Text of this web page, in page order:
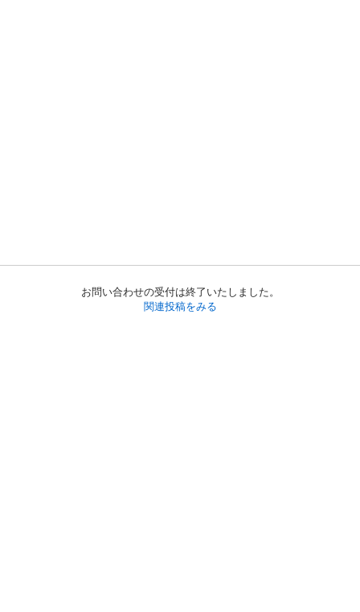
お問い合わせの受付は終了いたしました。
関連投稿をみる